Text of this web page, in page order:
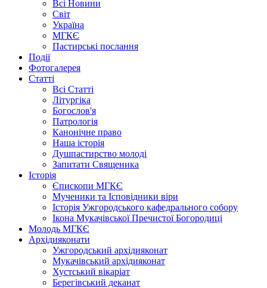
Всі Новини
Світ
Україна
МГКЄ
Пастирські послання
Події
Фотогалерея
Статті
Всі Статті
Літургіка
Богослов'я
Патрологія
Канонічне право
Наша історія
Душпастирство молоді
Запитати Священика
Історія
Єпископи МГКЄ
Мученики та Ісповідники віри
Історія Ужгородського кафедрального собору
Ікона Мукачівської Пречистої Богородиці
Молодь МГКЄ
Архідияконати
Ужгородський архідияконат
Мукачівський архідияконат
Хустський вікаріат
Берегівський деканат